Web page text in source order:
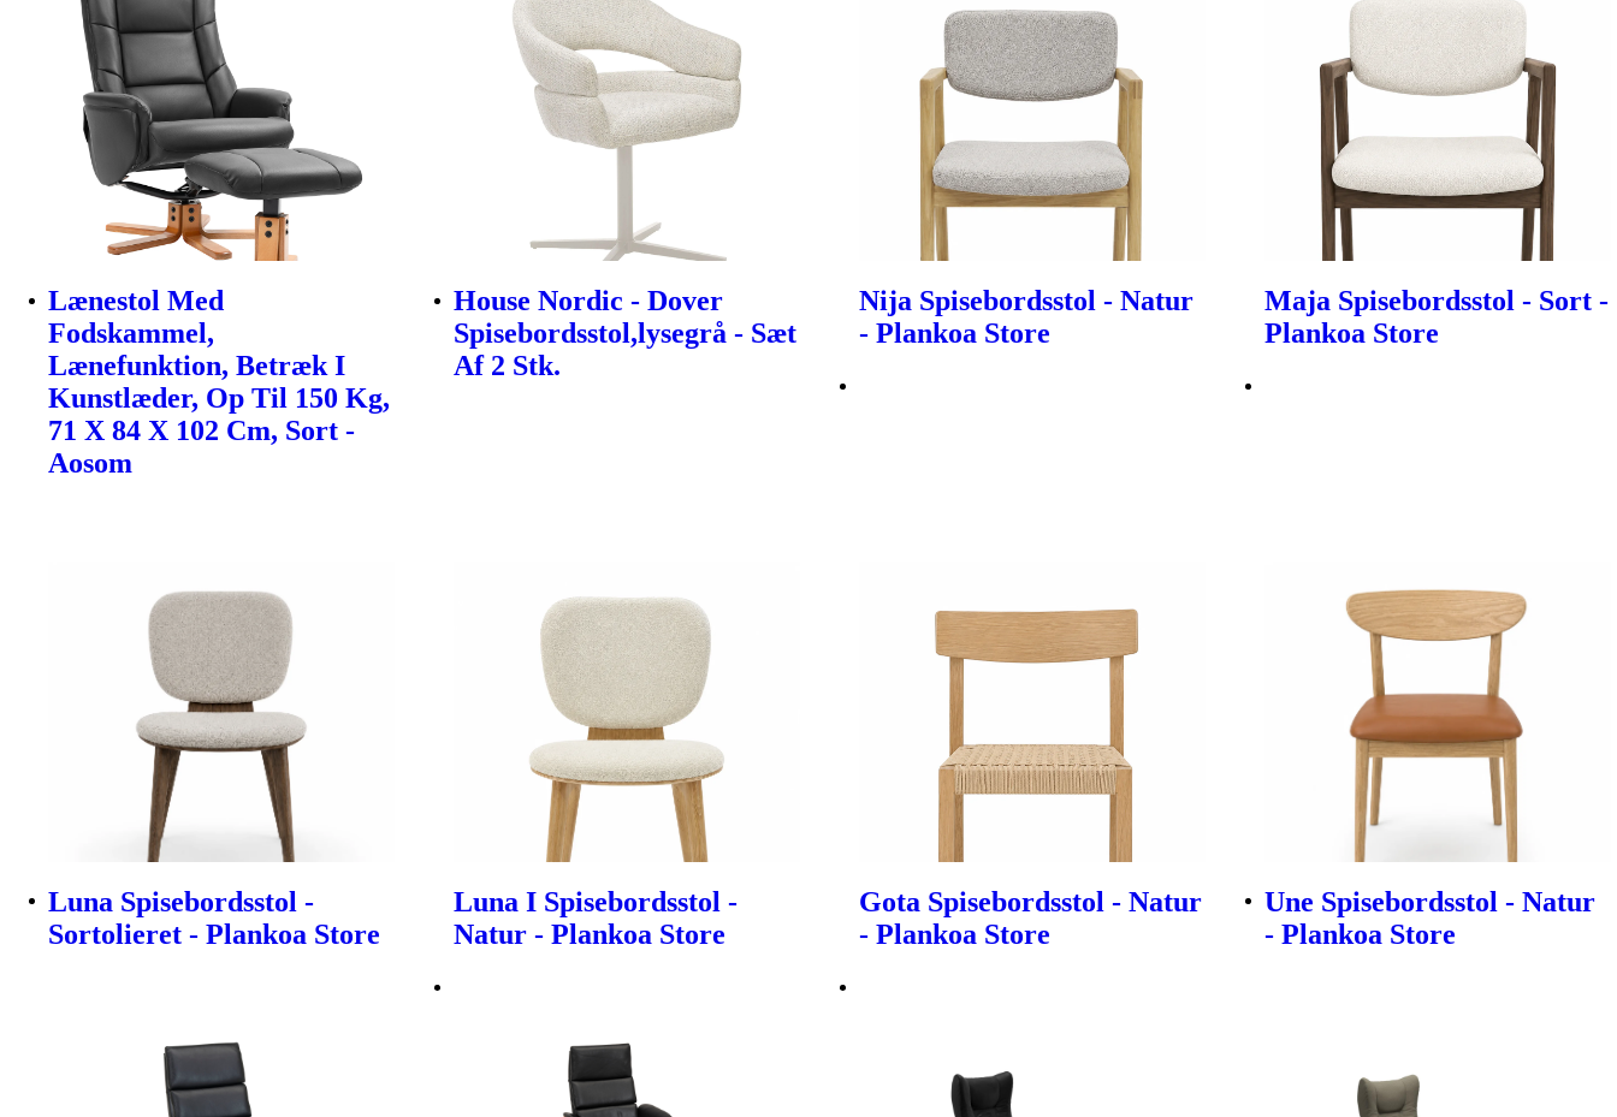
Lænestol Med
Fodskammel,
Lænefunktion, Betræk I
Kunstlæder, Op Til 150 Kg,
71 X 84 X 102 Cm, Sort -
Aosom
House Nordic - Dover
Spisebordsstol,lysegrå - Sæt
Af 2 Stk.
Nija Spisebordsstol - Natur
- Plankoa Store
Maja Spisebordsstol - Sort -
Plankoa Store
Luna Spisebordsstol -
Sortolieret - Plankoa Store
Luna I Spisebordsstol -
Natur - Plankoa Store
Gota Spisebordsstol - Natur
- Plankoa Store
Une Spisebordsstol - Natur
- Plankoa Store